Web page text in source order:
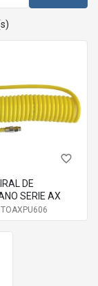
favorite_border
DE
SERIE AX